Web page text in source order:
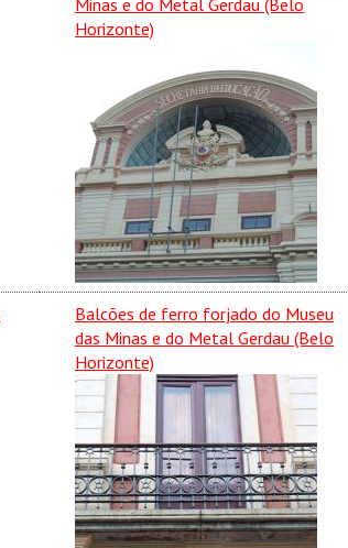
Horizonte)
Balcões de ferro forjado do Museu
das Minas e do Metal Gerdau (Belo
Horizonte)